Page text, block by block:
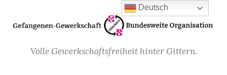
Inhalt
überspringen
Volle Gewerkschaftsfreiheit hinter Gittern.
Deutsch